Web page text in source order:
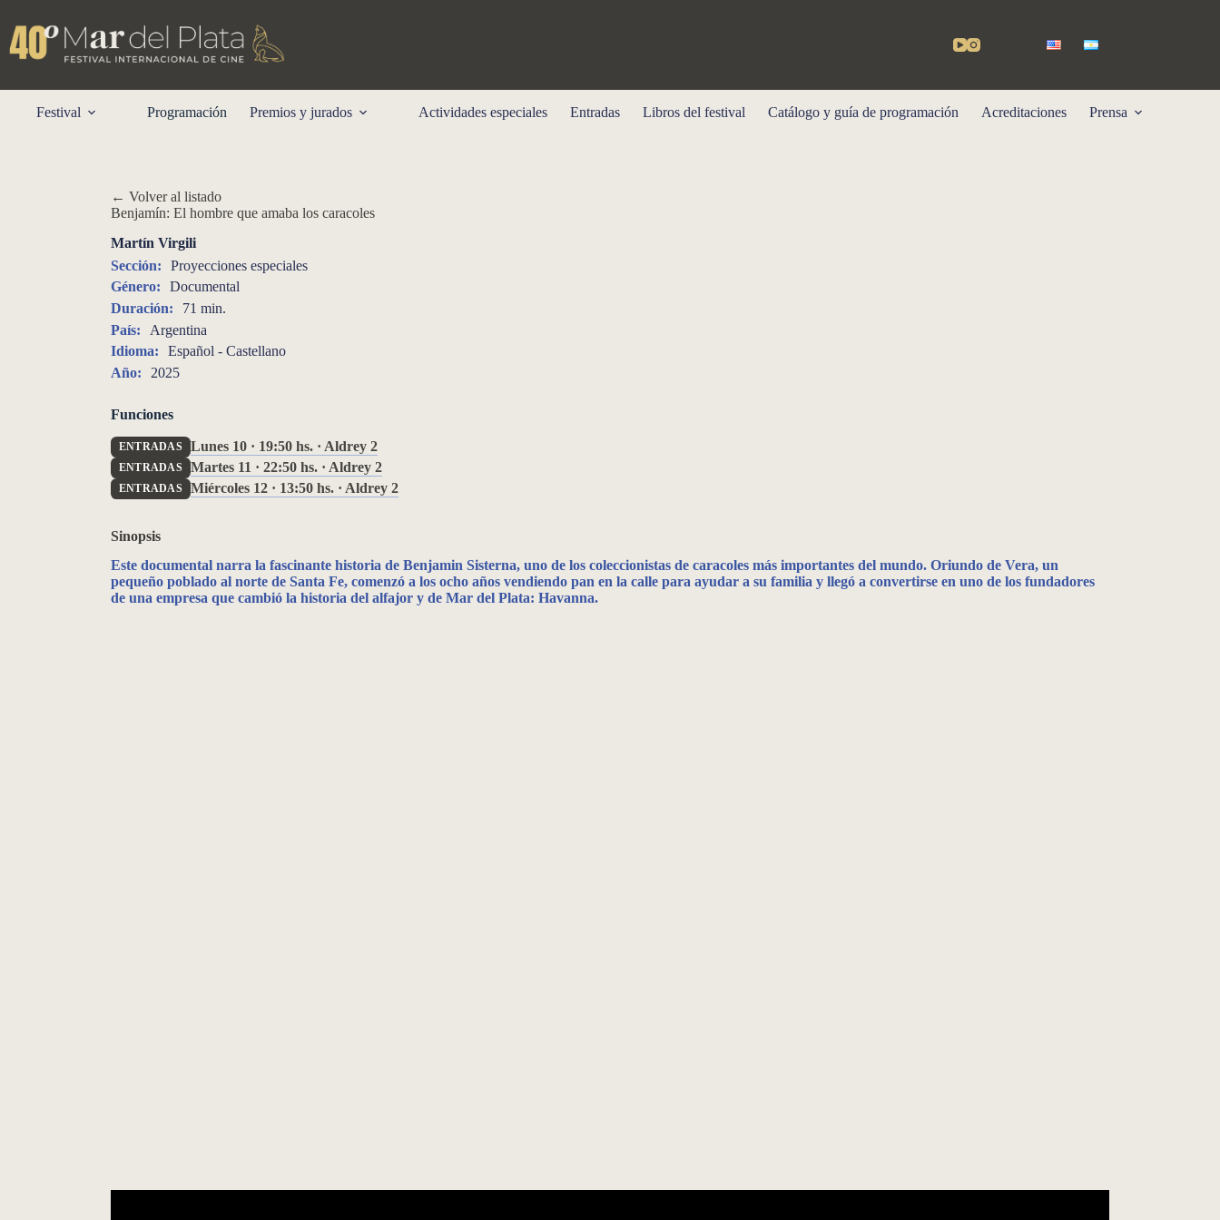
content
Festival Programación Premios y jurados Actividades especiales Entradas Libros del festival Catálogo y guía de programación Acreditaciones Prensa
← Volver al listado
Benjamín: El hombre que amaba los caracoles
Martín Virgili
Sección:
Proyecciones especiales
Género:
Documental
Duración:
71 min.
País:
Argentina
Idioma:
Español - Castellano
Año:
2025
Funciones
ENTRADAS Lunes 10 · 19:50 hs. · Aldrey 2
ENTRADAS Martes 11 · 22:50 hs. · Aldrey 2
ENTRADAS Miércoles 12 · 13:50 hs. · Aldrey 2
Sinopsis
Este documental narra la fascinante historia de Benjamin Sisterna, uno de los coleccionistas de caracoles más importantes del mundo. Oriundo de Vera, un
pequeño poblado al norte de Santa Fe, comenzó a los ocho años vendiendo pan en la calle para ayudar a su familia y llegó a convertirse en uno de los fundadores
de una empresa que cambió la historia del alfajor y de Mar del Plata: Havanna.